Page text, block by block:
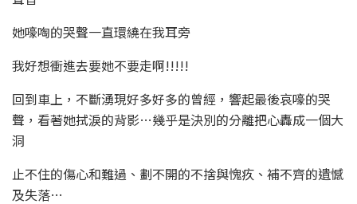
她嚎啕的哭聲一直環繞在我耳旁
我好想衝進去要她不要走啊!!!!!
回到車上，不斷湧現好多好多的曾經，響起最後哀嚎的哭
聲，看著她拭淚的背影…幾乎是決別的分離把心轟成一個大
洞
止不住的傷心和難過、劃不開的不捨與愧疚、補不齊的遺憾
及失落…